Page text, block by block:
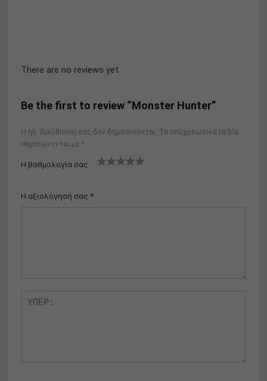
There are no reviews yet.
Be the first to review “Monster Hunter”
Η ηλ. διεύθυνση σας δεν δημοσιεύεται. Τα υποχρεωτικά πεδία
σημειώνονται με *
Η βαθμολογία σας
Η αξιολόγησή σας *